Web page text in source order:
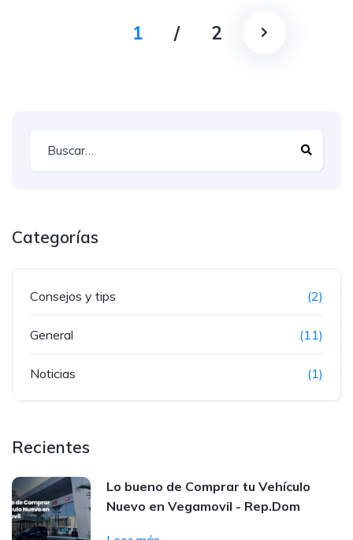
1 / 2
Categorías
Consejos y tips (2)
General (11)
Noticias (1)
Recientes
Lo bueno de Comprar tu Vehículo
Nuevo en Vegamovil - Rep.Dom